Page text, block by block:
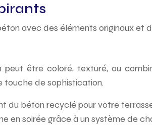
avec des éléments originaux et
être coloré, texturé, ou
touche de sophistication.
du béton recyclé pour votre
en soirée grâce à un système de